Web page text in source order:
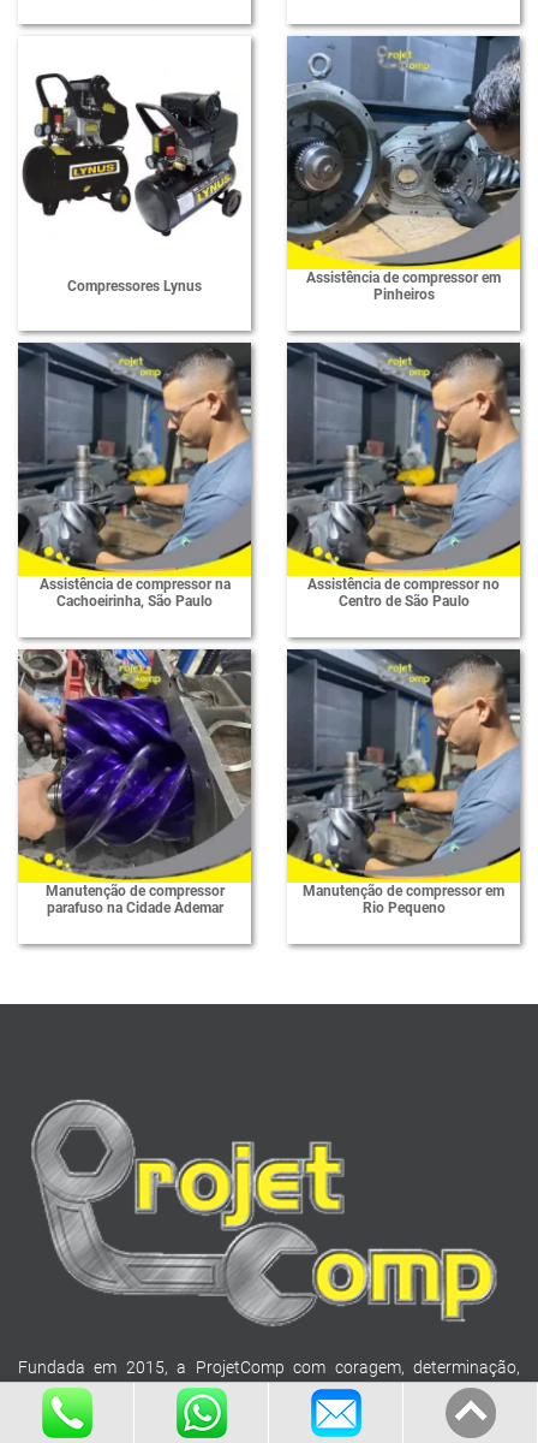
Compressores Lynus
Assistência de compressor em
Pinheiros
Assistência de compressor na
Cachoeirinha, São Paulo
Assistência de compressor no
Centro de São Paulo
Manutenção de compressor
parafuso na Cidade Ademar
Manutenção de compressor em
Rio Pequeno
Fundada em 2015, a ProjetComp com coragem, determinação,
dedicação e espírito empreendedor, tem o intuito de atender o
segmento industrial, oferecendo assistência técnica de